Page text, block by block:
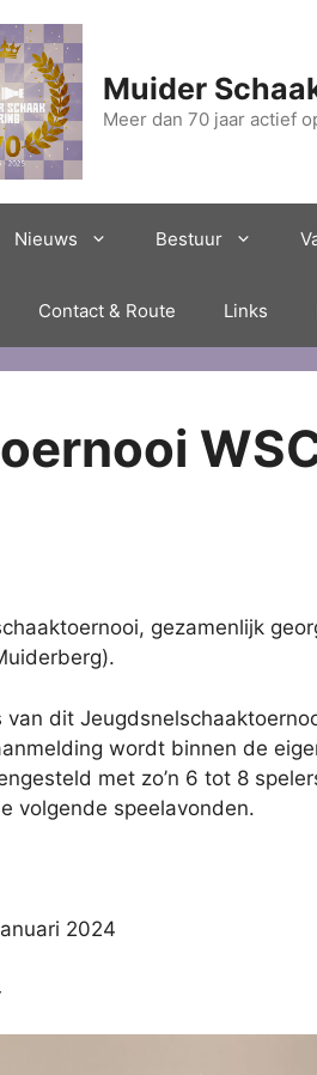
Muider
Meer dan 70 jaar actief
Nieuws Bestuur
Contact & Route Links
gezamenlijk
dit
wordt binnen de
met zo’n 6 tot 8
volgende speelavonden.
2024